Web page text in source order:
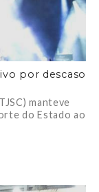
por descaso
manteve
do Estado ao